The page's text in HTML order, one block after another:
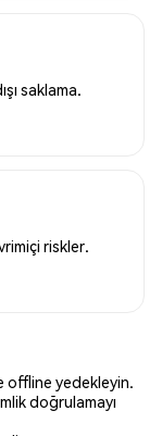
saklama.
riskler.
offline yedekleyin.
doğrulamayı